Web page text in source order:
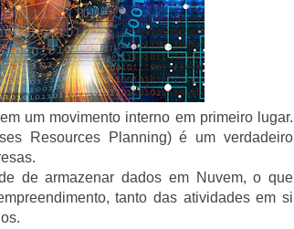
um movimento interno em primeiro lugar.
Resources Planning) é um verdadeiro
de armazenar dados em Nuvem, o que
tanto das atividades em si